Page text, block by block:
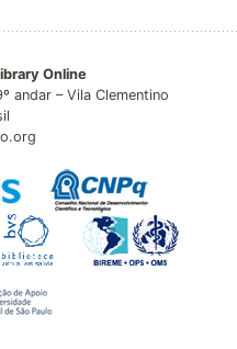
Online
andar – Vila Clementino